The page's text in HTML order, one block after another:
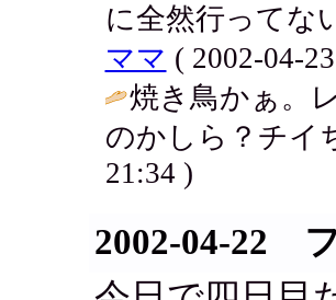
に全然行ってな
ママ ( 2002-04-
焼き鳥かぁ。
のかしら？チイ
21:34 )
2002-04-22